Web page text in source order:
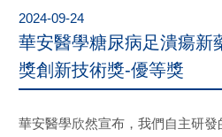
2024-09-24
華安醫學糖尿病足潰瘍新
獎創新技術獎-優等獎
華安醫學欣然宣布，我們自主研